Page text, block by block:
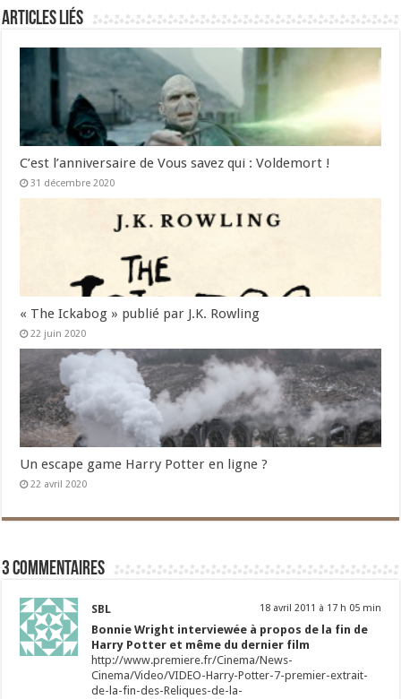
Articles liés
C’est l’anniversaire de Vous savez qui : Voldemort !
31 décembre 2020
« The Ickabog » publié par J.K. Rowling
22 juin 2020
Un escape game Harry Potter en ligne ?
22 avril 2020
3 commentaires
SBL 18 avril 2011 à 17 h 05 min
Bonnie Wright interviewée à propos de la fin de
Harry Potter et même du dernier film
http://www.premiere.fr/Cinema/News-
Cinema/Video/VIDEO-Harry-Potter-7-premier-extrait-
de-la-fin-des-Reliques-de-la-